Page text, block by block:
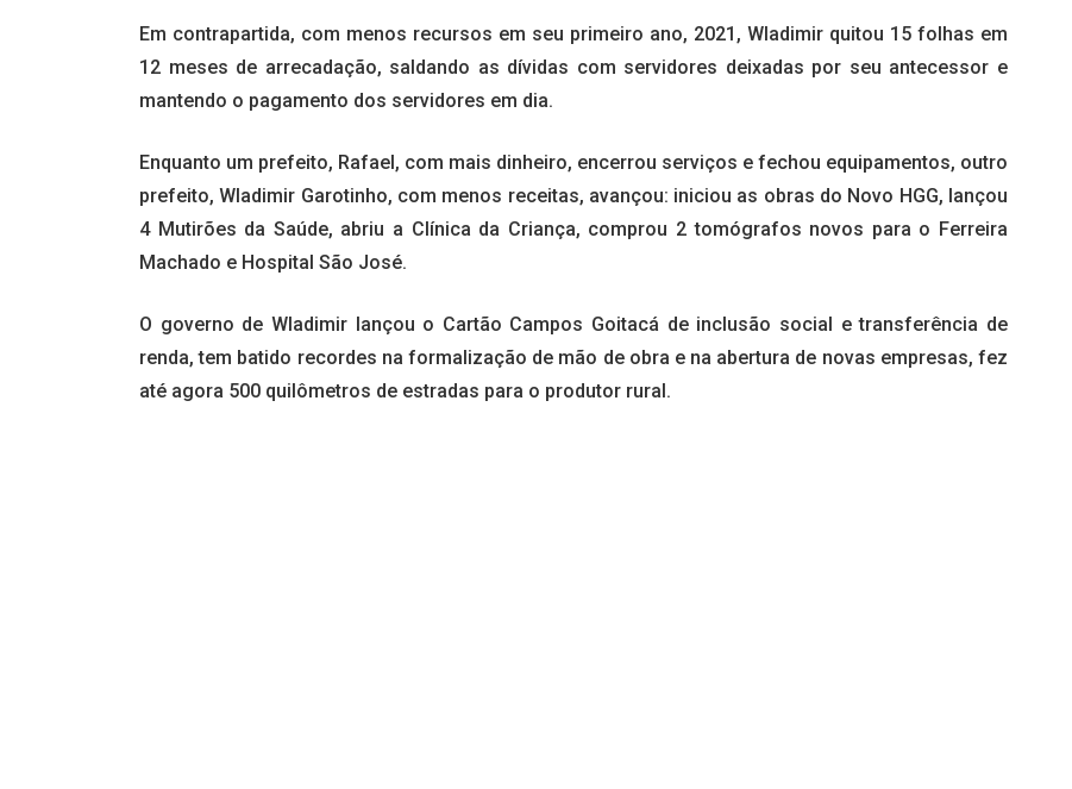
Em contrapartida, com menos recursos em seu primeiro ano, 2021, Wladimir quitou 15 folhas em
12 meses de arrecadação, saldando as dívidas com servidores deixadas por seu antecessor e
mantendo o pagamento dos servidores em dia.
Enquanto um prefeito, Rafael, com mais dinheiro, encerrou serviços e fechou equipamentos, outro
prefeito, Wladimir Garotinho, com menos receitas, avançou: iniciou as obras do Novo HGG, lançou
4 Mutirões da Saúde, abriu a Clínica da Criança, comprou 2 tomógrafos novos para o Ferreira
Machado e Hospital São José.
O governo de Wladimir lançou o Cartão Campos Goitacá de inclusão social e transferência de
renda, tem batido recordes na formalização de mão de obra e na abertura de novas empresas, fez
até agora 500 quilômetros de estradas para o produtor rural.